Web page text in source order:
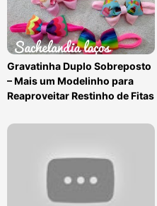
Gravatinha Duplo Sobreposto
– Mais um Modelinho para
Reaproveitar Restinho de Fitas